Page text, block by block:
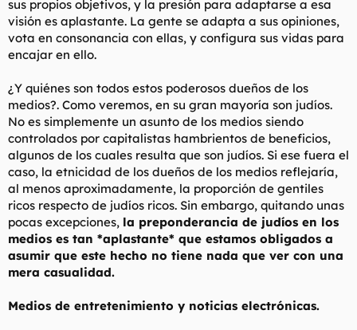
sus propios objetivos, y la presión para adaptarse a esa
visión es aplastante. La gente se adapta a sus opiniones,
vota en consonancia con ellas, y configura sus vidas para
encajar en ello.
¿Y quiénes son todos estos poderosos dueños de los
medios?. Como veremos, en su gran mayoría son judíos.
No es simplemente un asunto de los medios siendo
controlados por capitalistas hambrientos de beneficios,
algunos de los cuales resulta que son judíos. Si ese fuera el
caso, la etnicidad de los dueños de los medios reflejaría,
al menos aproximadamente, la proporción de gentiles
ricos respecto de judíos ricos. Sin embargo, quitando unas
pocas excepciones, la preponderancia de judíos en los
medios es tan *aplastante* que estamos obligados a
asumir que este hecho no tiene nada que ver con una
mera casualidad.
Medios de entretenimiento y noticias electrónicas.